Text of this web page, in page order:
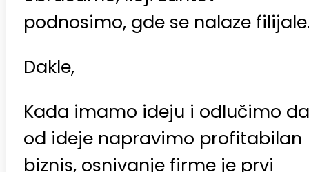
podnosimo, gde se nalaze
Dakle,
Kada imamo ideju i odlučimo da
od ideje napravimo profitabilan
biznis, osnivanje firme je prvi